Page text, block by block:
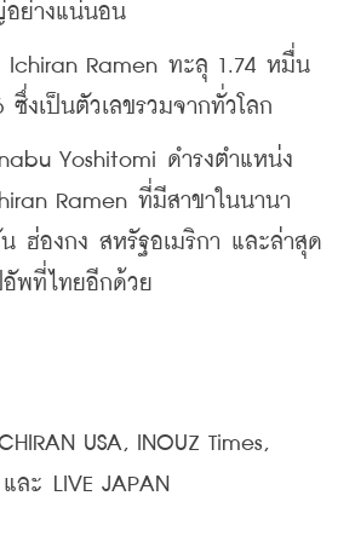
อย่างแน่นอน
Ramen ทะลุ 1.74 หมื่น
ซึ่งเป็นตัวเลขรวมจากทั่วโลก
Yoshitomi ดำรงตำแหน่ง
Ramen ที่มีสาขาในนานา
ฮ่องกง สหรัฐอเมริกา และล่าสุด
อัพที่ไทยอีกด้วย
USA, INOUZ Times,
ะ LIVE JAPAN